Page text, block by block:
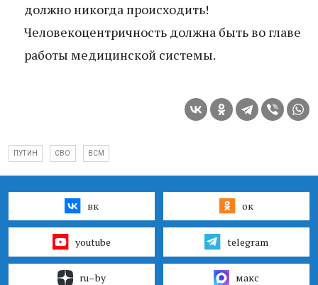
должно никогда происходить!
Человекоцентричность должна быть во главе
работы медицинской системы.
ПУТИН СВО ВСМ
вк ок
youtube telegram
ru–by макс